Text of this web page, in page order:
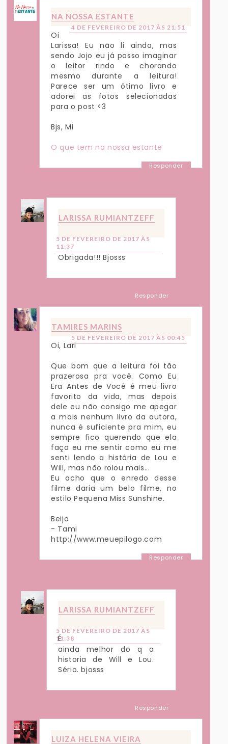
NA NOSSA ESTANTE
4 DE FEVEREIRO DE 2017 ÀS 21:51
Oi
Larissa! Eu não li ainda, mas
sendo Jojo eu já posso imaginar
o leitor rindo e chorando
mesmo durante a leitura!
Parece ser um ótimo livro e
adorei as fotos selecionadas
para o post <3
Bjs, Mi
O que tem na nossa estante
Responder
LARISSA RUMIANTZEFF
5 DE FEVEREIRO DE 2017 ÀS
11:37
Obrigada!!! Bjosss
Responder
TAMIRES MARINS
5 DE FEVEREIRO DE 2017 ÀS 00:45
Oi, Lari
Que bom que a leitura foi tão
prazerosa pra você. Como Eu
Era Antes de Você é meu livro
favorito da vida, mas depois
dele eu não consigo me apegar
a mais nenhum livro da autora,
nunca é suficiente pra mim, eu
sempre fico querendo que ela
faça eu me sentir como eu me
senti lendo a história de Lou e
Will, mas não rolou mais...
Eu acho que o enredo desse
filme daria um belo filme, no
estilo Pequena Miss Sunshine.
Beijo
- Tami
http://www.meuepilogo.com
Responder
LARISSA RUMIANTZEFF
5 DE FEVEREIRO DE 2017 ÀS
11:38
É
ainda melhor do q a
historia de Will e Lou.
Sério. bjosss
Responder
LUIZA HELENA VIEIRA